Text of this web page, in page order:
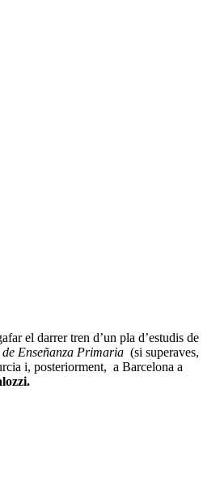
el darrer tren d’un pla d’estudis de
de Enseñanza Primaria (si superaves,
i, posteriorment, a Barcelona a